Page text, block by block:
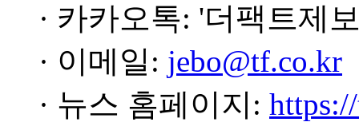
· 카카오톡: '더팩트제
· 이메일: jebo@tf.co.kr
· 뉴스 홈페이지: